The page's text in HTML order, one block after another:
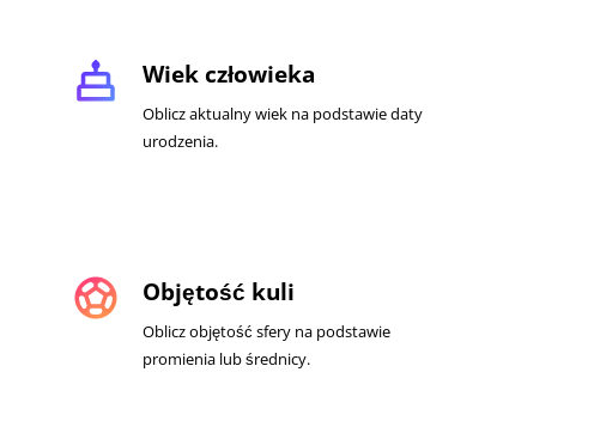
cake Wiek człowieka
Oblicz aktualny wiek na podstawie daty
urodzenia.
sports_soccer Objętość kuli
Oblicz objętość sfery na podstawie
promienia lub średnicy.